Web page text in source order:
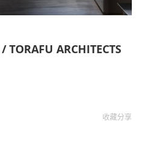
ARCHITECTS
收藏分享